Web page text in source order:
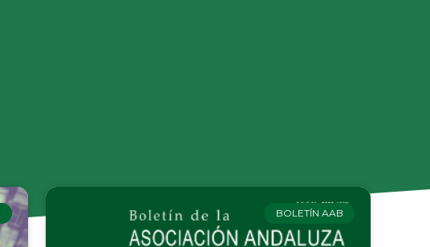
BOLETÍN AAB